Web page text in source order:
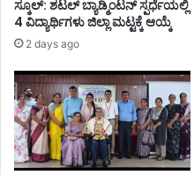
ಸ್ಕೂಲ್: ಶಟಲ್ ಬ್ಯಾಡ್ಮಿಂಟನ್ ಸ್ಪರ್ಧೆಯಲ್ಲಿ
4 ವಿದ್ಯಾರ್ಥಿಗಳು ಜಿಲ್ಲಾ ಮಟ್ಟಕ್ಕೆ ಆಯ್ಕೆ
2 days ago